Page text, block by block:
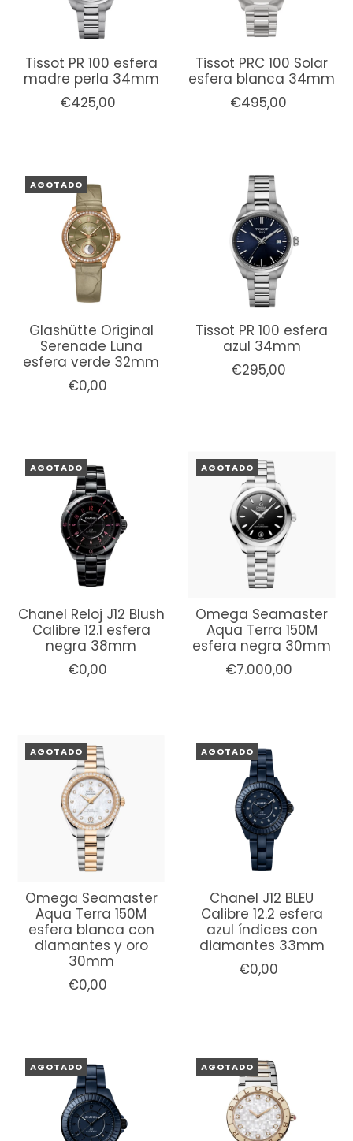
Tissot PR 100 esfera
madre perla 34mm
€425,00
Tissot PRC 100 Solar
esfera blanca 34mm
€495,00
AGOTADO
Glashütte Original
Serenade Luna
esfera verde 32mm
€0,00
Tissot PR 100 esfera
azul 34mm
€295,00
AGOTADO
Chanel Reloj J12 Blush
Calibre 12.1 esfera
negra 38mm
€0,00
AGOTADO
Omega Seamaster
Aqua Terra 150M
esfera negra 30mm
€7.000,00
AGOTADO
Omega Seamaster
Aqua Terra 150M
esfera blanca con
diamantes y oro
30mm
€0,00
AGOTADO
Chanel J12 BLEU
Calibre 12.2 esfera
azul índices con
diamantes 33mm
€0,00
AGOTADO AGOTADO